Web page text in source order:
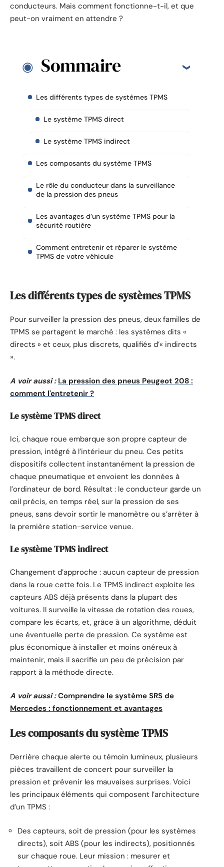
conducteurs. Mais comment fonctionne-t-il, et que
peut-on vraiment en attendre ?
Sommaire
Les différents types de systèmes TPMS
Le système TPMS direct
Le système TPMS indirect
Les composants du système TPMS
Le rôle du conducteur dans la surveillance
de la pression des pneus
Les avantages d’un système TPMS pour la
sécurité routière
Comment entretenir et réparer le système
TPMS de votre véhicule
Les différents types de systèmes TPMS
Pour surveiller la pression des pneus, deux familles de
TPMS se partagent le marché : les systèmes dits «
directs » et ceux, plus discrets, qualifiés d’« indirects
».
A voir aussi : La pression des pneus Peugeot 208 :
comment l'entretenir ?
Le système TPMS direct
Ici, chaque roue embarque son propre capteur de
pression, intégré à l’intérieur du pneu. Ces petits
dispositifs collectent instantanément la pression de
chaque pneumatique et envoient les données à
l’ordinateur de bord. Résultat : le conducteur garde un
œil précis, en temps réel, sur la pression de ses
pneus, sans devoir sortir le manomètre ou s’arrêter à
la première station-service venue.
Le système TPMS indirect
Changement d’approche : aucun capteur de pression
dans la roue cette fois. Le TPMS indirect exploite les
capteurs ABS déjà présents dans la plupart des
voitures. Il surveille la vitesse de rotation des roues,
compare les écarts, et, grâce à un algorithme, déduit
une éventuelle perte de pression. Ce système est
plus économique à installer et moins onéreux à
maintenir, mais il sacrifie un peu de précision par
rapport à la méthode directe.
A voir aussi : Comprendre le système SRS de
Mercedes : fonctionnement et avantages
Les composants du système TPMS
Derrière chaque alerte ou témoin lumineux, plusieurs
pièces travaillent de concert pour surveiller la
pression et prévenir les mauvaises surprises. Voici
les principaux éléments qui composent l’architecture
d’un TPMS :
Des capteurs, soit de pression (pour les systèmes
directs), soit ABS (pour les indirects), positionnés
sur chaque roue. Leur mission : mesurer et